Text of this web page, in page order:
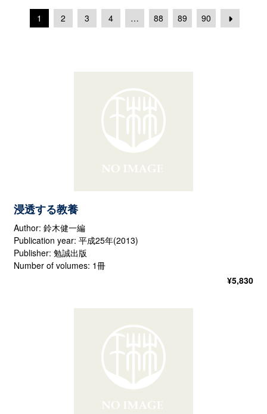
1 2 3 4 … 88 89 90
浸透する教養
Author: 鈴木健一編
Publication year: 平成25年(2013)
Publisher: 勉誠出版
Number of volumes: 1冊
¥5,830